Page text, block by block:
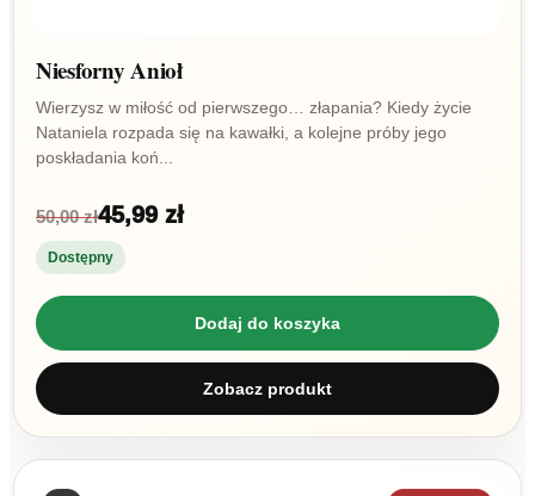
Niesforny Anioł
Wierzysz w miłość od pierwszego… złapania? Kiedy życie
Nataniela rozpada się na kawałki, a kolejne próby jego
poskładania koń...
50,00 zł45,99 zł
Dostępny
Dodaj do koszyka
Zobacz produkt